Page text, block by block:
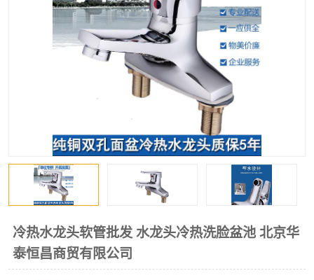
冷热水龙头软管批发 水龙头冷热洗脸盆池 北京华
泰恒昌商贸有限公司